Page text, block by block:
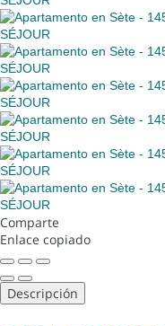
Comparte
Enlace copiado
Descripción